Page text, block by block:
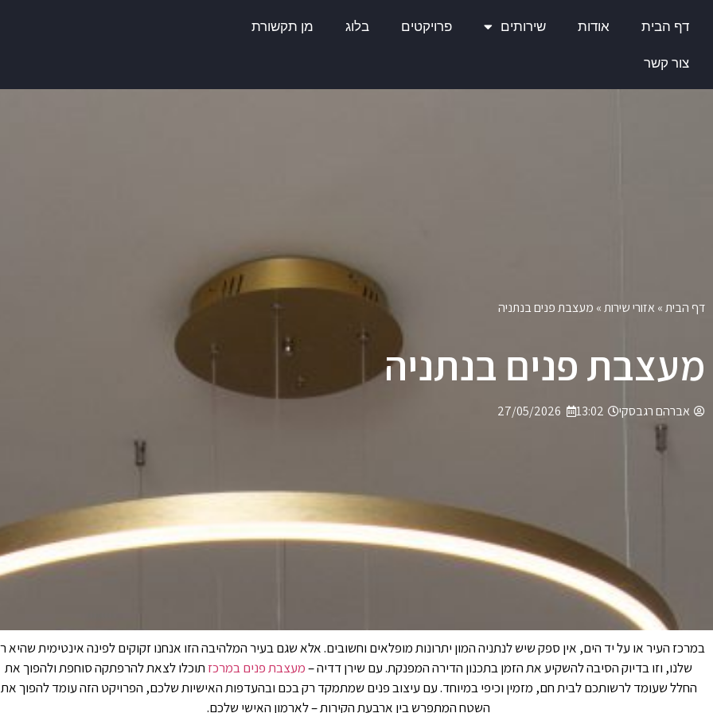
דף הבית אודות שירותים פרויקטים בלוג מן תקשורת
צור קשר
דף הבית» אזורי שירות» מעצבת פנים בנתניה
מעצבת פנים בנתניה
אברהם רגבסקי 13:02
27/05/2026
במרכז העיר או על יד הים, אין ספק שיש לנתניה המון יתרונות מופלאים וחשובים. אלא שגם בעיר המלהיבה הזו אנחנו זקוקים לפינה אינטימית שהיא
שלנו, וזו בדיוק הסיבה להשקיע את הזמן בתכנון הדירה המפנקת. עם שירן דדיה –מעצבת פנים במרכז תוכלו לצאת להרפתקה סוחפת ולהפוך את
החלל שעומד לרשותכם לבית חם, מזמין וכיפי במיוחד. עם עיצוב פנים שמתמקד רק בכם ובהעדפות האישיות שלכם, הפרויקט הזה עומד להפוך את
השטח המתפרש בין ארבעת הקירות – לארמון האישי שלכם.